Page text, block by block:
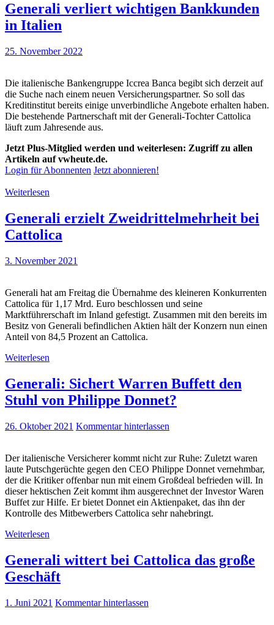
Generali verliert wichtigen Bankkunden
in Italien
25. November 2022
Die italienische Bankengruppe Iccrea Banca begibt sich derzeit auf
die Suche nach einem neuen Versicherungspartner. So soll das
Kreditinstitut bereits einige unverbindliche Angebote erhalten haben.
Die bestehende Partnerschaft mit der Generali-Tochter Cattolica
läuft zum Jahresende aus.
Jetzt Plus-Mitglied werden und weiterlesen: Zugriff zu allen
Artikeln auf vwheute.de.
Login für Abonnenten Jetzt abonnieren!
Weiterlesen
Generali erzielt Zweidrittelmehrheit bei
Cattolica
3. November 2021
Generali hat am Freitag die Übernahme des kleineren Konkurrenten
Cattolica für 1,17 Mrd. Euro beschlossen und seine
Marktführerschaft im Inland gefestigt. Zusammen mit den bereits im
Besitz von Generali befindlichen Aktien hält der Konzern nun einen
Anteil von 84,5 Prozent an Cattolica.
Weiterlesen
Generali: Sichert Warren Buffett den
Stuhl von Philippe Donnet?
26. Oktober 2021 Kommentar hinterlassen
Der italienische Versicherer kommt nicht zur Ruhe: Zuletzt waren
laute Putschgerüchte gegen den CEO Philippe Donnet vernehmbar,
der die Kritiker offenbar nun mit einem Großdeal befrieden will. In
dieser hektischen Zeit kommt ihm ausgerechnet der Investor Waren
Buffet zur Hilfe. Er bietet Donnet ein Aktienpaket, das ihn der
Kontrolle des Mitbewerbers Cattolica sehr nahebringt.
Weiterlesen
Generali wittert bei Cattolica das große
Geschäft
1. Juni 2021 Kommentar hinterlassen